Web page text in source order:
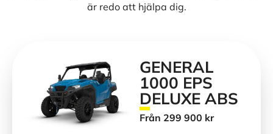
är redo att hjälpa dig.
GENERAL
1000 EPS
DELUXE ABS
Från 299 900 kr